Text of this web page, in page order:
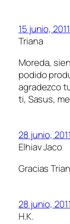
15 junio, 2011
Triana
Moreda,
podido
agradezco
ti, Sasus,
28 junio, 2011
Elhiav Jaco
Gracias
28 junio, 2011
H.K.